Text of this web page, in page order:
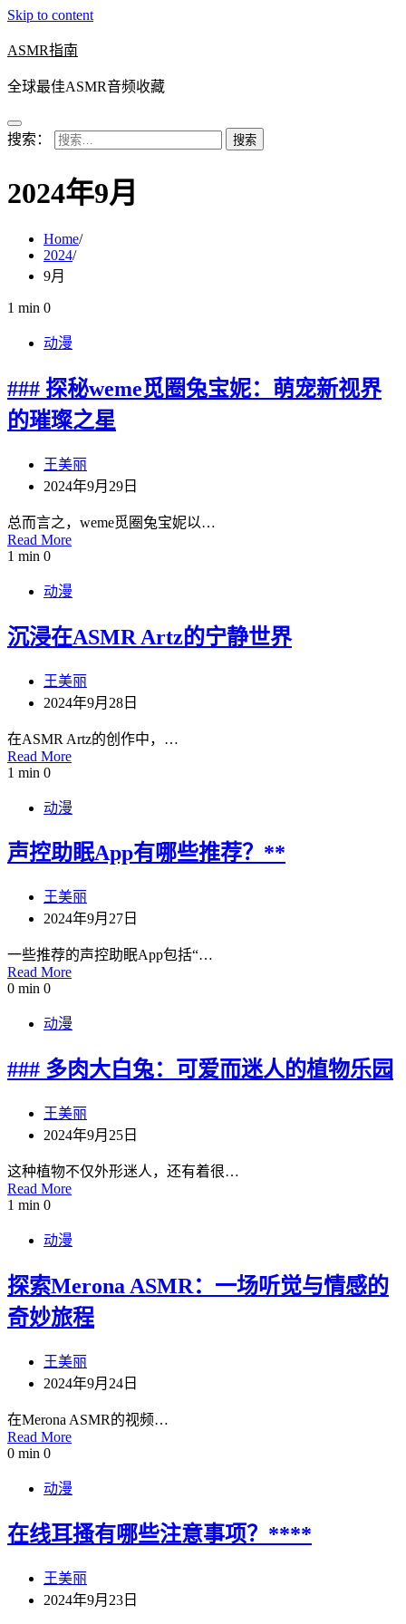
Skip to content
ASMR指南
全球最佳ASMR音频收藏
搜索：
2024年9月
Home
2024
9月
1 min 0
动漫
### 探秘weme觅圈兔宝妮：萌宠新视界
的璀璨之星
王美丽
2024年9月29日
总而言之，weme觅圈兔宝妮以…
Read More
1 min 0
动漫
沉浸在ASMR Artz的宁静世界
王美丽
2024年9月28日
在ASMR Artz的创作中，…
Read More
1 min 0
动漫
声控助眠App有哪些推荐？**
王美丽
2024年9月27日
一些推荐的声控助眠App包括“…
Read More
0 min 0
动漫
### 多肉大白兔：可爱而迷人的植物乐园
王美丽
2024年9月25日
这种植物不仅外形迷人，还有着很…
Read More
1 min 0
动漫
探索Merona ASMR：一场听觉与情感的
奇妙旅程
王美丽
2024年9月24日
在Merona ASMR的视频…
Read More
0 min 0
动漫
在线耳搔有哪些注意事项？****
王美丽
2024年9月23日